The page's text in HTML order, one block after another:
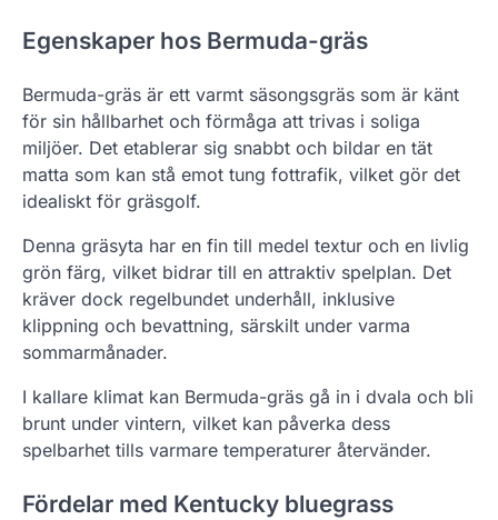
Egenskaper hos Bermuda-gräs
Bermuda-gräs är ett varmt säsongsgräs som är känt
för sin hållbarhet och förmåga att trivas i soliga
miljöer. Det etablerar sig snabbt och bildar en tät
matta som kan stå emot tung fottrafik, vilket gör det
idealiskt för gräsgolf.
Denna gräsyta har en fin till medel textur och en livlig
grön färg, vilket bidrar till en attraktiv spelplan. Det
kräver dock regelbundet underhåll, inklusive
klippning och bevattning, särskilt under varma
sommarmånader.
I kallare klimat kan Bermuda-gräs gå in i dvala och bli
brunt under vintern, vilket kan påverka dess
spelbarhet tills varmare temperaturer återvänder.
Fördelar med Kentucky bluegrass